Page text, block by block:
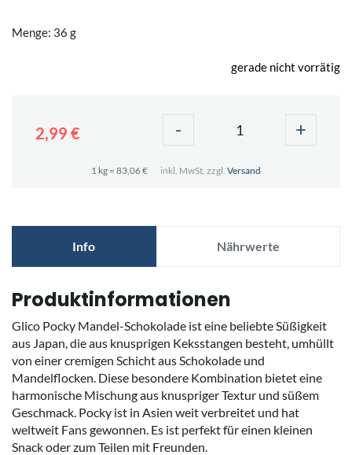
Menge: 36 g
gerade nicht vorrätig
2,99 € - +
1 kg = 83,06 € inkl. MwSt. zzgl. Versand
Info Nährwerte
Produktinformationen
Glico Pocky Mandel-Schokolade ist eine beliebte Süßigkeit
aus Japan, die aus knusprigen Keksstangen besteht, umhüllt
von einer cremigen Schicht aus Schokolade und
Mandelflocken. Diese besondere Kombination bietet eine
harmonische Mischung aus knuspriger Textur und süßem
Geschmack. Pocky ist in Asien weit verbreitet und hat
weltweit Fans gewonnen. Es ist perfekt für einen kleinen
Snack oder zum Teilen mit Freunden.